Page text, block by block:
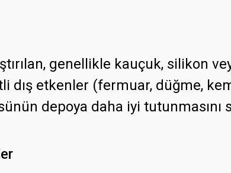
genellikle kauçuk, silikon
dış etkenler (fermuar, düğme,
depoya daha iyi